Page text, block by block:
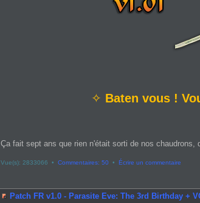
✧ Baten vous !
Ça fait sept ans que rien n'était sorti de nos
Vue(s): 2833066 • Commentaires: 50• Écrire un commentaire
Patch FR v1.0 - Parasite Eve: The 3rd Birthday +